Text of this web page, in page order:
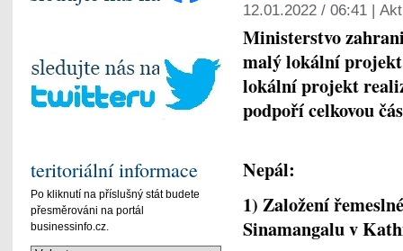
12.01.2022 / 06:41 |
Ministerstvo
malý lokální
lokální projekt
podpoří celkovou
Nepál:
1) Založení
Sinamangalu v
teritoriální informace
Po kliknutí na příslušný stát budete
přesměrováni na portál
businessinfo.cz.